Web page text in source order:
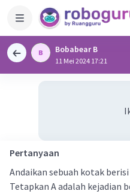
Bobabear B
11 Mei 2024 17:21
Pertanyaan
Andaikan sebuah kotak
Tetapkan A adalah kejadian